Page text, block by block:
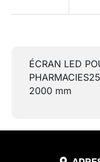
ÉCRAN LED
PHARMACIES
2000 mm